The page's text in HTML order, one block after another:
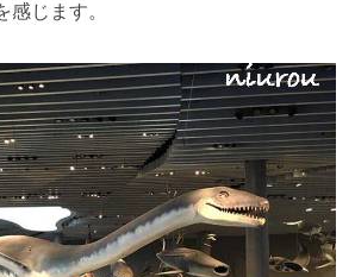
感じます。